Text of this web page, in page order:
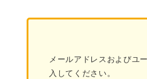
メールアドレスおよびユ
入してください。